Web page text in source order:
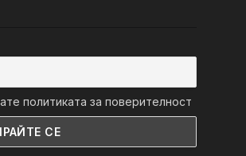
политиката за поверителност